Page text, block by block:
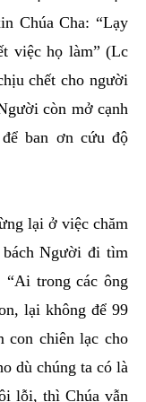
Chúa Cha: “Lạy
việc họ làm” (Lc
chết cho người
còn mở cạnh
ban ơn cứu độ
lại ở việc chăm
Người đi tìm
trong các ông
lại không để 99
con chiên lạc cho
dù chúng ta có là
lỗi, thì Chúa vẫn